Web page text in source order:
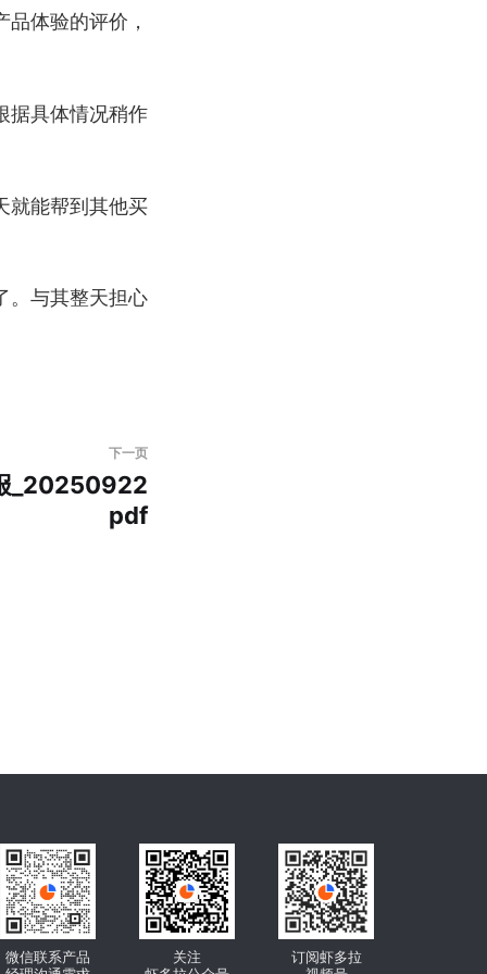
体验的评价，
据具体情况稍作
就能帮到其他买
。与其整天担心
下一页
_20250922
pdf
微信联系产品
关注
订阅虾多拉